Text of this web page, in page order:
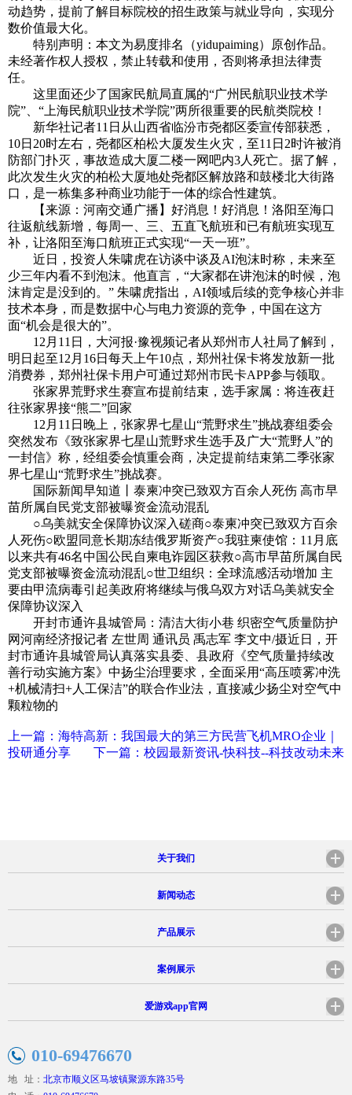
动趋势，提前了解目标院校的招生政策与就业导向，实现分
数价值最大化。
特别声明：本文为易度排名（yidupaiming）原创作品。
未经著作权人授权，禁止转载和使用，否则将承担法律责
任。
这里面还少了国家民航局直属的“广州民航职业技术学
院”、“上海民航职业技术学院”两所很重要的民航类院校！
新华社记者11日从山西省临汾市尧都区委宣传部获悉，
10日20时左右，尧都区柏松大厦发生火灾，至11日2时许被消
防部门扑灭，事故造成大厦二楼一网吧内3人死亡。据了解，
此次发生火灾的柏松大厦地处尧都区解放路和鼓楼北大街路
口，是一栋集多种商业功能于一体的综合性建筑。
【来源：河南交通广播】好消息！好消息！洛阳至海口
往返航线新增，每周一、三、五直飞航班和已有航班实现互
补，让洛阳至海口航班正式实现“一天一班”。
近日，投资人朱啸虎在访谈中谈及AI泡沫时称，未来至
少三年内看不到泡沫。他直言，“大家都在讲泡沫的时候，泡
沫肯定是没到的。” 朱啸虎指出，AI领域后续的竞争核心并非
技术本身，而是数据中心与电力资源的竞争，中国在这方
面“机会是很大的”。
12月11日，大河报·豫视频记者从郑州市人社局了解到，
明日起至12月16日每天上午10点，郑州社保卡将发放新一批
消费券，郑州社保卡用户可通过郑州市民卡APP参与领取。
张家界荒野求生赛宣布提前结束，选手家属：将连夜赶
往张家界接“熊二”回家
12月11日晚上，张家界七星山“荒野求生”挑战赛组委会
突然发布《致张家界七星山荒野求生选手及广大“荒野人”的
一封信》称，经组委会慎重会商，决定提前结束第二季张家
界七星山“荒野求生”挑战赛。
国际新闻早知道丨泰柬冲突已致双方百余人死伤 高市早
苗所属自民党支部被曝资金流动混乱
○乌美就安全保障协议深入磋商○泰柬冲突已致双方百余
人死伤○欧盟同意长期冻结俄罗斯资产○我驻柬使馆：11月底
以来共有46名中国公民自柬电诈园区获救○高市早苗所属自民
党支部被曝资金流动混乱○世卫组织：全球流感活动增加 主
要由甲流病毒引起美政府将继续与俄乌双方对话乌美就安全
保障协议深入
开封市通许县城管局：清洁大街小巷 织密空气质量防护
网河南经济报记者 左世周 通讯员 禹志军 李文中/摄近日，开
封市通许县城管局认真落实县委、县政府《空气质量持续改
善行动实施方案》中扬尘治理要求，全面采用“高压喷雾冲洗
+机械清扫+人工保洁”的联合作业法，直接减少扬尘对空气中
颗粒物的
上一篇：海特高新：我国最大的第三方民营飞机MRO企业｜
投研通分享
下一篇：校园最新资讯-快科技--科技改动未来
关于我们
新闻动态
产品展示
案例展示
爱游戏app官网
010-69476670
地 址： 北京市顺义区马坡镇聚源东路35号